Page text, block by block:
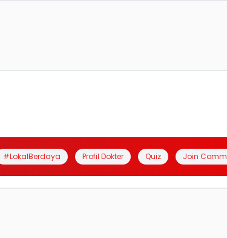
#LokalBerdaya Profil Dokter Quiz Join